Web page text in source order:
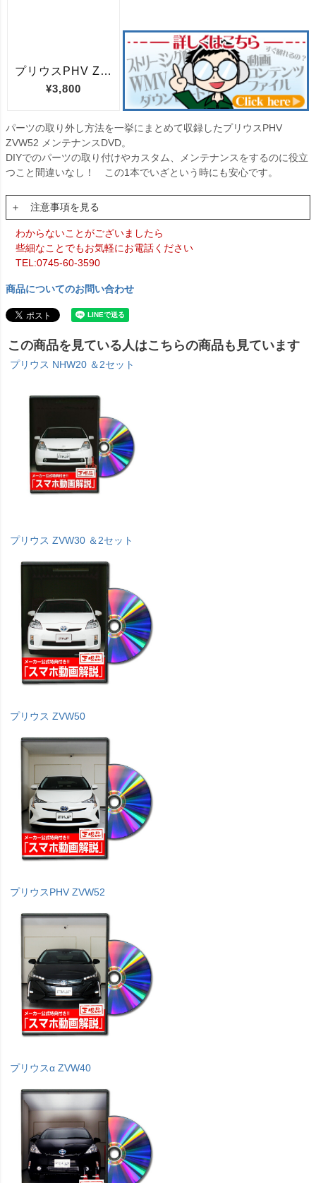
パーツの取り外し方法を一挙にまとめて収録したプリウスPHV
ZVW52 メンテナンスDVD。
DIYでのパーツの取り付けやカスタム、メンテナンスをするのに役立
つこと間違いなし！ この1本でいざという時にも安心です。
＋ 注意事項を見る
わからないことがございましたら
些細なことでもお気軽にお電話ください
TEL:0745-60-3590
商品についてのお問い合わせ
この商品を見ている人はこちらの商品も見ています
プリウス NHW20 ＆2セット
プリウス ZVW30 ＆2セット
プリウス ZVW50
プリウスPHV ZVW52
プリウスα ZVW40